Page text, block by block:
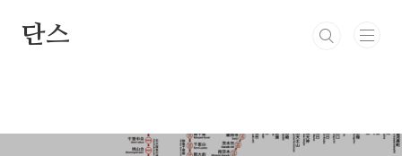
단스